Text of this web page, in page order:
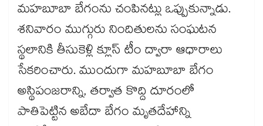
మహబూబా బేగంను చంపినట్లు ఒప్పుకున్నాడు.
శనివారం ముగ్గురు నిందితులను సంఘటన
స్థలానికి తీసుకెళ్లి క్లూస్ టీం ద్వారా ఆధారాలు
సేకరించారు. ముందుగా మహబూబా బేగం
అస్థిపంజరాన్ని, తర్వాత కొద్ది దూరంలో
పాతిపెట్టిన అబేదా బేగం మృతదేహాన్ని